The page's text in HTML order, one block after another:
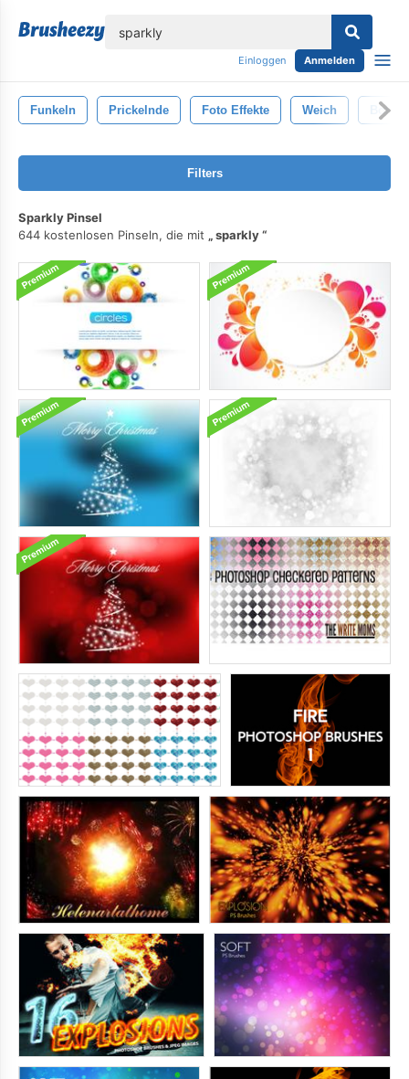
Einloggen Anmelden
Funkeln Prickelnde Foto Effekte Weich Bokeh
Filters
Sparkly Pinsel
644 kostenlosen Pinseln, die mit
sparkly